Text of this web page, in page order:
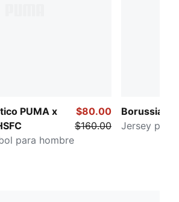
PUMA x
para hombre
$80.00
$160.00
Borussia
Jersey para